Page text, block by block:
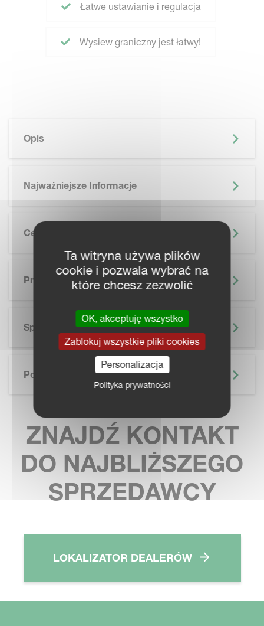
Łatwe ustawianie i regulacja
Wysiew graniczny jest łatwy!
Opis
Najważniejsze Informacje
Cechy
Prospekt
SKIP BROCHURE
Specyfikacja Techniczna
Podobne Treści
ZNAJDŹ KONTAKT
DO NAJBLIŻSZEGO
SPRZEDAWCY
LOKALIZATOR DEALERÓW
Ta witryna używa plików
cookie i pozwala wybrać na
które chcesz zezwolić
OK, akceptuję wszystko
Zablokuj wszystkie pliki cookies
Personalizacja
Polityka prywatności